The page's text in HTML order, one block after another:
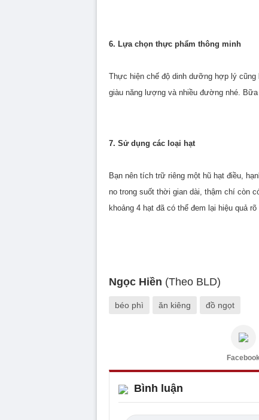
6. Lựa chọn thực phẩm thông minh
Thực hiện chế độ dinh dưỡng hợp lý
giàu năng lượng và nhiều đường nhé.
7. Sử dụng các loại hạt
Bạn nên tích trữ riêng một hũ hạt điều,
no trong suốt thời gian dài, thậm chí còn
khoảng 4 hạt đã có thể đem lại hiệu quả rõ
Ngọc Hiền (Theo BLD)
béo phì ăn kiêng đồ ngọt
Bình luận